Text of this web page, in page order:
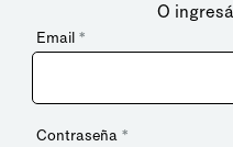
O
Email *
Contraseña *